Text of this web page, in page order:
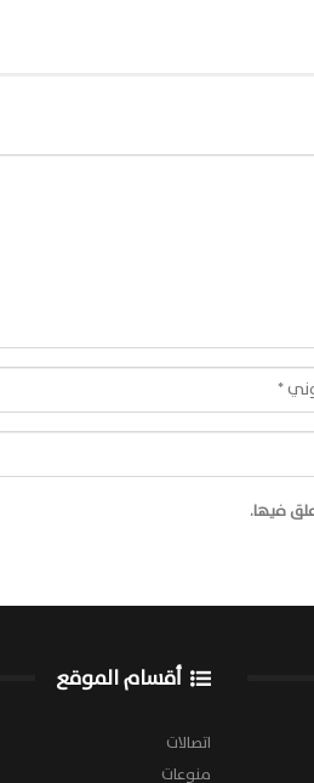
فيها.
أقسام الموقع
اتصالات
منوعات